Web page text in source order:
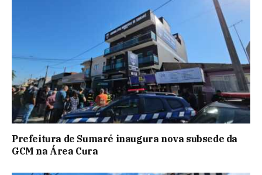
Prefeitura de Sumaré inaugura nova subsede da
GCM na Área Cura